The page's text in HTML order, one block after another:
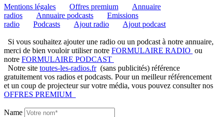
Mentions légales Offres premium
Annuaire
radios
Annuaire podcasts
Emissions
radio
Podcasts Ajout radio Ajout podcast
Si vous souhaitez ajouter une radio ou un podcast à notre annuaire,
merci de bien vouloir utiliser notre FORMULAIRE RADIO ou
notre FORMULAIRE PODCAST
Notre site toutes-les-radios.fr(sans publicités) référence
gratuitement vos radios et podcasts. Pour un meilleur référencement
et un coup de projecteur sur votre média, vous pouvez consulter nos
OFFRES PREMIUM
Name